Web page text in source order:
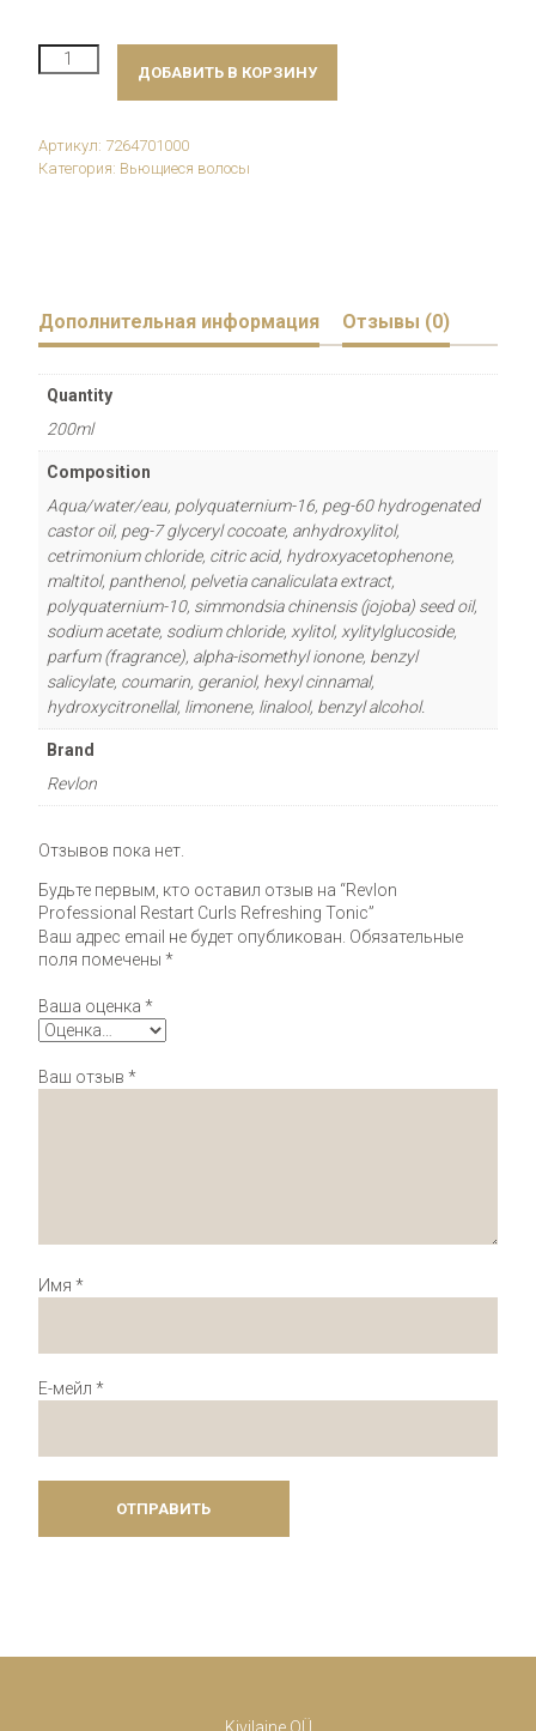
Количество
Revlon
Professional
Curls
Refreshing
ДОБАВИТЬ В КОРЗИНУ
Артикул: 7264701000
Категория: Вьющиеся волосы
Дополнительная информация Отзывы (0)
Quantity
200ml
Composition
Aqua/water/eau, polyquaternium-16, peg-60 hydrogenated
castor oil, peg-7 glyceryl cocoate, anhydroxylitol,
cetrimonium chloride, citric acid, hydroxyacetophenone,
maltitol, panthenol, pelvetia canaliculata extract,
polyquaternium-10, simmondsia chinensis (jojoba) seed oil,
sodium acetate, sodium chloride, xylitol, xylitylglucoside,
parfum (fragrance), alpha-isomethyl ionone, benzyl
salicylate, coumarin, geraniol, hexyl cinnamal,
hydroxycitronellal, limonene, linalool, benzyl alcohol.
Brand
Revlon
Отзывов пока нет.
Будьте первым, кто оставил отзыв на “Revlon
Professional Restart Curls Refreshing Tonic”
Ваш адрес email не будет опубликован. Обязательные
поля помечены *
Ваша оценка *
Ваш отзыв *
Имя *
Е-мейл *
Kivilaine OÜ